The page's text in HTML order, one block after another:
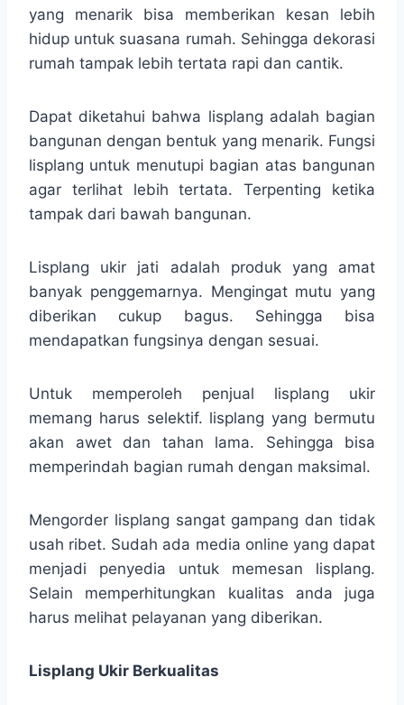
yang menarik bisa memberikan kesan lebih
hidup untuk suasana rumah. Sehingga dekorasi
rumah tampak lebih tertata rapi dan cantik.
Dapat diketahui bahwa lisplang adalah bagian
bangunan dengan bentuk yang menarik. Fungsi
lisplang untuk menutupi bagian atas bangunan
agar terlihat lebih tertata. Terpenting ketika
tampak dari bawah bangunan.
Lisplang ukir jati adalah produk yang amat
banyak penggemarnya. Mengingat mutu yang
diberikan cukup bagus. Sehingga bisa
mendapatkan fungsinya dengan sesuai.
Untuk memperoleh penjual lisplang ukir
memang harus selektif. lisplang yang bermutu
akan awet dan tahan lama. Sehingga bisa
memperindah bagian rumah dengan maksimal.
Mengorder lisplang sangat gampang dan tidak
usah ribet. Sudah ada media online yang dapat
menjadi penyedia untuk memesan lisplang.
Selain memperhitungkan kualitas anda juga
harus melihat pelayanan yang diberikan.
Lisplang Ukir Berkualitas